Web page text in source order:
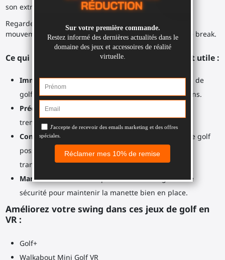
son extrémité.
Regardez votre cible. Ajustez votre corps. Testez vos
mouvements. Concentrez-vous sur votre swing ou votre break.
Ce qui rend le club de golf VR SWINGiT tellement utile :
Immersion: On a l’impression de tenir un vrai club de
golf. Tenir un objet physique améliore vos sensations.
Précision: Position idéale sur la poignée, pas de
tremblement, manettes parfaitement alignées.
Confortable et durable
: Le manche de type club de golf
possède une texture antidérapante résistante à la
transpiration.
Manette sécurisée: coupelle solide et dragonne de
sécurité pour maintenir la manette bien en place.
Améliorez votre swing dans ces jeux de golf en
VR :
Golf+
Walkabout Mini Golf VR